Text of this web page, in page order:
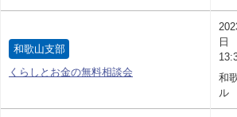
和歌山支部
くらしとお金の無料相談会
日
和
ル